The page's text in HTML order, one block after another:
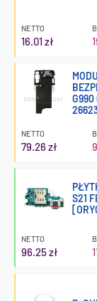
NETTO
16.01 zł
G990
NETTO
79.26 zł
S21
NETTO
96.25 zł